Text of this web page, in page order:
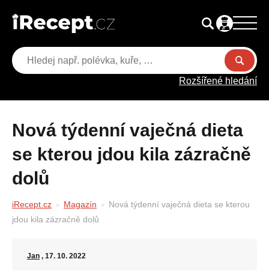
Rozšířené hledání
Nová týdenní vaječná dieta
se kterou jdou kila zázračně
dolů
iRecept.cz Magazín
Nová týdenní vaječná dieta se kterou
jdou kila zázračně dolů
Jan , 17. 10. 2022